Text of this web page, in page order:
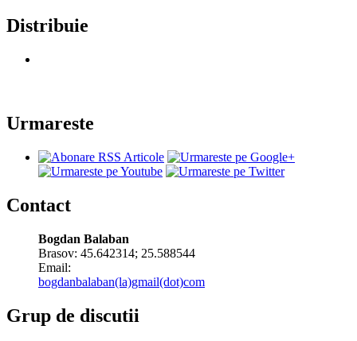
Distribuie
Urmareste
Contact
Bogdan Balaban
Brasov: 45.642314; 25.588544
Email:
bogdanbalaban(la)gmail(dot)com
Grup de discutii